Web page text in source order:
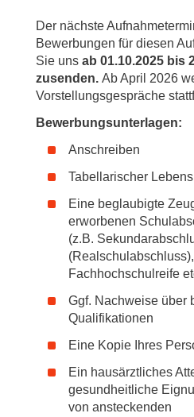
Der nächste
Bewerbungen für diesen
Sie uns ab 01.10.2025 bis
zusenden. Ab April 2026
Vorstellungsgespräche
Bewerbungsunterlagen:
Anschreiben
Tabellarischer
Eine beglaubigte
erworbenen
(z.B.
Fachhochschulreife
Ggf. Nachweise über
Qualifikationen
Eine Kopie Ihres
Ein hausärztliches
gesundheitliche
von ansteckenden